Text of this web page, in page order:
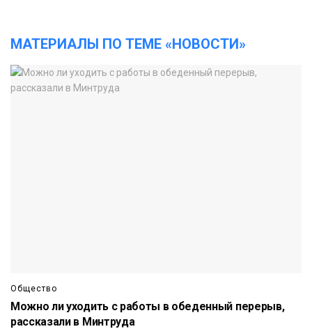
МАТЕРИАЛЫ ПО ТЕМЕ «НОВОСТИ»
Общество
Можно ли уходить с работы в обеденный перерыв,
рассказали в Минтруда